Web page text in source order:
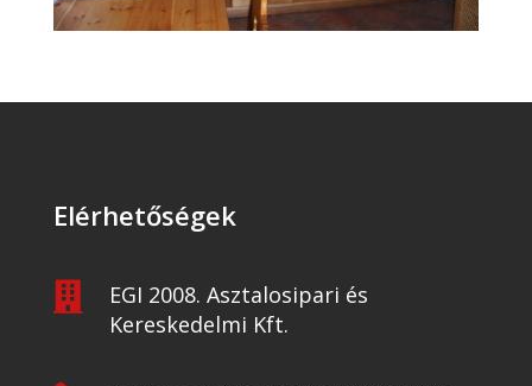
Elérhetőségek

EGI 2008. Asztalosipari és
Kereskedelmi Kft.